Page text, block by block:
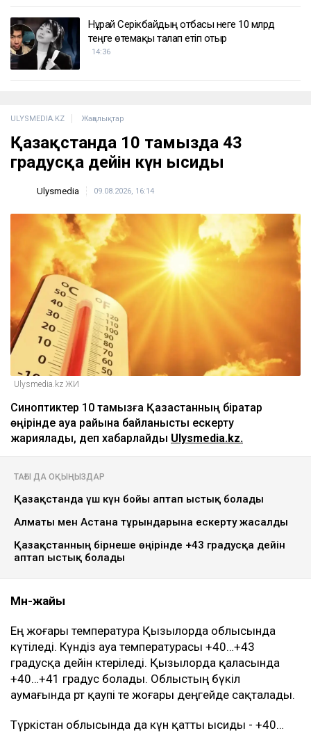
Нұрай Серікбайдың отбасы неге 10 млрд
теңге өтемақы талап етіп отыр
14:36
ULYSMEDIA.KZ Жаңалықтар
Қазақстанда 10 тамызда 43
градусқа дейін күн ысиды
Ulysmedia 09.08.2026, 16:14
Ulysmedia.kz ЖИ
Синоптиктер 10 тамызға Қазақстанның бірқатар
өңірінде ауа райына байланысты ескерту
жариялады, деп хабарлайды Ulysmedia.kz.
ТАҒЫ ДА ОҚЫҢЫЗДАР
Қазақстанда үш күн бойы аптап ыстық болады
Алматы мен Астана тұрғындарына ескерту жасалды
Қазақстанның бірнеше өңірінде +43 градусқа дейін
аптап ыстық болады
Мән-жайы
Ең жоғары температура Қызылорда облысында
күтіледі. Күндіз ауа температурасы +40…+43
градусқа дейін көтеріледі. Қызылорда қаласында
+40…+41 градус болады. Облыстың бүкіл
аумағында өрт қаупі өте жоғары деңгейде сақталады.
Түркістан облысында да күн қатты ысиды - +40…